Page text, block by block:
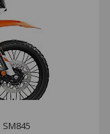
SM845